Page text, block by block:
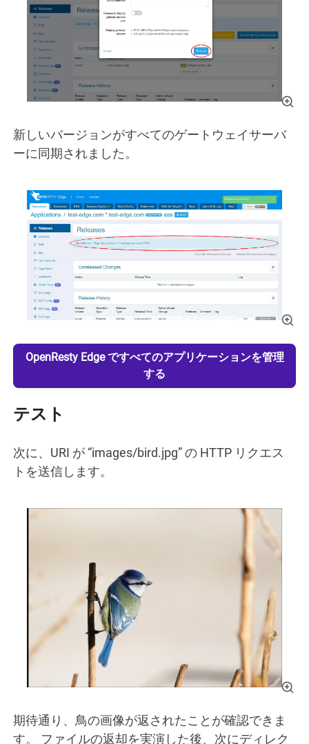
新しいバージョンがすべてのゲートウェイサーバ
ーに同期されました。
OpenResty Edge ですべてのアプリケーションを管理
する
テスト
次に、URI が “images/bird.jpg” の HTTP リクエス
トを送信します。
期待通り、鳥の画像が返されたことが確認できま
す。 ファイルの返却を実演した後、次にディレク